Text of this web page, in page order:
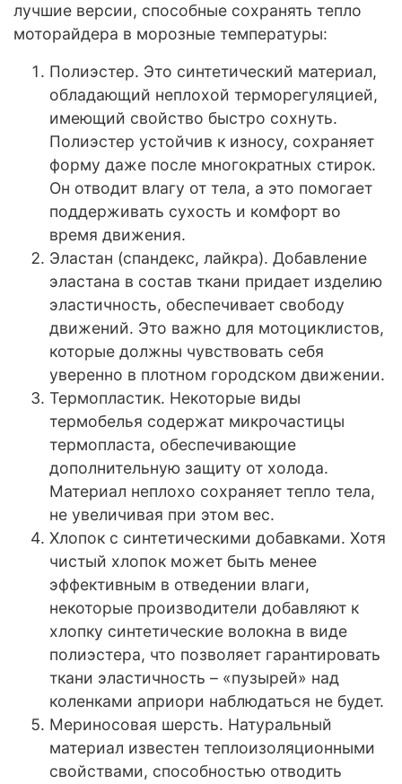
лучшие версии, способные сохранять тепло
моторайдера в морозные температуры:
Полиэстер. Это синтетический материал,
обладающий неплохой терморегуляцией,
имеющий свойство быстро сохнуть.
Полиэстер устойчив к износу, сохраняет
форму даже после многократных стирок.
Он отводит влагу от тела, а это помогает
поддерживать сухость и комфорт во
время движения.
Эластан (спандекс, лайкра). Добавление
эластана в состав ткани придает изделию
эластичность, обеспечивает свободу
движений. Это важно для мотоциклистов,
которые должны чувствовать себя
уверенно в плотном городском движении.
Термопластик. Некоторые виды
термобелья содержат микрочастицы
термопласта, обеспечивающие
дополнительную защиту от холода.
Материал неплохо сохраняет тепло тела,
не увеличивая при этом вес.
Хлопок с синтетическими добавками. Хотя
чистый хлопок может быть менее
эффективным в отведении влаги,
некоторые производители добавляют к
хлопку синтетические волокна в виде
полиэстера, что позволяет гарантировать
ткани эластичность – «пузырей» над
коленками априори наблюдаться не будет.
Мериносовая шерсть. Натуральный
материал известен теплоизоляционными
свойствами, способностью отводить